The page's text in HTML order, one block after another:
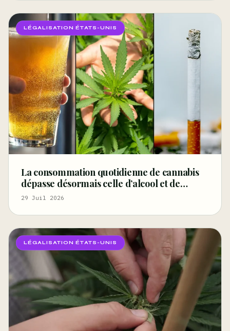
la
LÉGALISATION ÉTATS-UNIS
La consommation quotidienne de cannabis
dépasse désormais celle d’alcool et de
cigarettes, selon un rapport fédéral –
29 Juil 2026
LÉGALISATION ÉTATS-UNIS